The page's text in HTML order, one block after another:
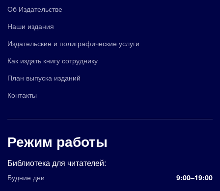
Об Издательстве
Наши издания
Издательские и полиграфические услуги
Как издать книгу сотруднику
План выпуска изданий
Контакты
Режим работы
Библиотека для читателей:
Будние дни 9:00–19:00